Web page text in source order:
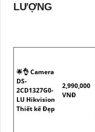
LƯỢNG
🌟👌 Camera
DS-
2CD1327G0-
LU Hikvision
Thiết kế Đẹp
2,990,000
VNĐ